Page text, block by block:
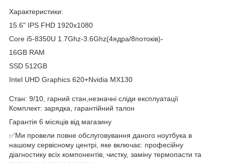
Характеристики:
15.6" IPS FHD 1920x1080
Core i5-8350U 1.7Ghz-3.6Ghz(4ядра/8потоків)-
16GB RAM
SSD 512GB
Intel UHD Graphics 620+Nvidia MX130
Стан: 9/10, гарний стан,незначні сліди експлуатації
Комплект: зарядка, гарантійний талон
Гарантія 6 місяців від магазину
✅Ми провели повне обслуговування даного ноутбука в
нашому сервісному центрі, яке включає: професійну
діагностику всіх компонентів, чистку, заміну термопасти та